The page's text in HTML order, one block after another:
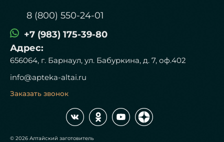
8 (800) 550-24-01
+7 (983) 175-39-80
Адрес:
656064, г. Барнаул, ул. Бабуркина, д. 7, оф.402
info@apteka-altai.ru
Заказать звонок
© 2026 Алтайский заготовитель